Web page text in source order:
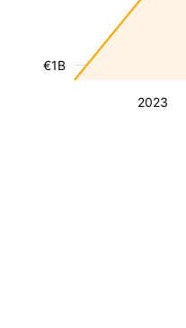
2023
€1B